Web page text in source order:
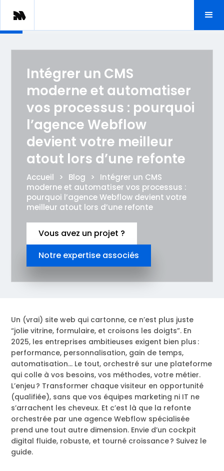
Intégrer un CMS
moderne et automatiser
vos processus : pourquoi
l’agence Webflow
devient votre meilleur
atout lors d’une refonte
Accueil > Blog >
Intégrer un CMS
moderne et automatiser vos processus :
pourquoi l’agence Webflow devient votre
meilleur atout lors d’une refonte
Vous avez un projet ?
Notre expertise associés
Un (vrai) site web qui cartonne, ce n’est plus juste
“jolie vitrine, formulaire, et croisons les doigts”. En
2025, les entreprises ambitieuses exigent bien plus :
performance, personnalisation, gain de temps,
automatisation… Le tout, orchestré sur une plateforme
qui colle à vos besoins, vos méthodes, votre métier.
L’enjeu ? Transformer chaque visiteur en opportunité
(qualifiée), sans que vos équipes marketing ni IT ne
s’arrachent les cheveux. Et c’est là que la refonte
orchestrée par une agence Webflow spécialisée
prend une tout autre dimension. Envie d’un cockpit
digital fluide, robuste, et tourné croissance ? Suivez le
guide.